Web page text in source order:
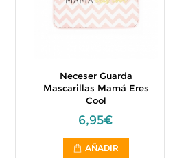
Neceser Guarda
Mascarillas Mamá Eres
Cool
6,95€
AÑADIR